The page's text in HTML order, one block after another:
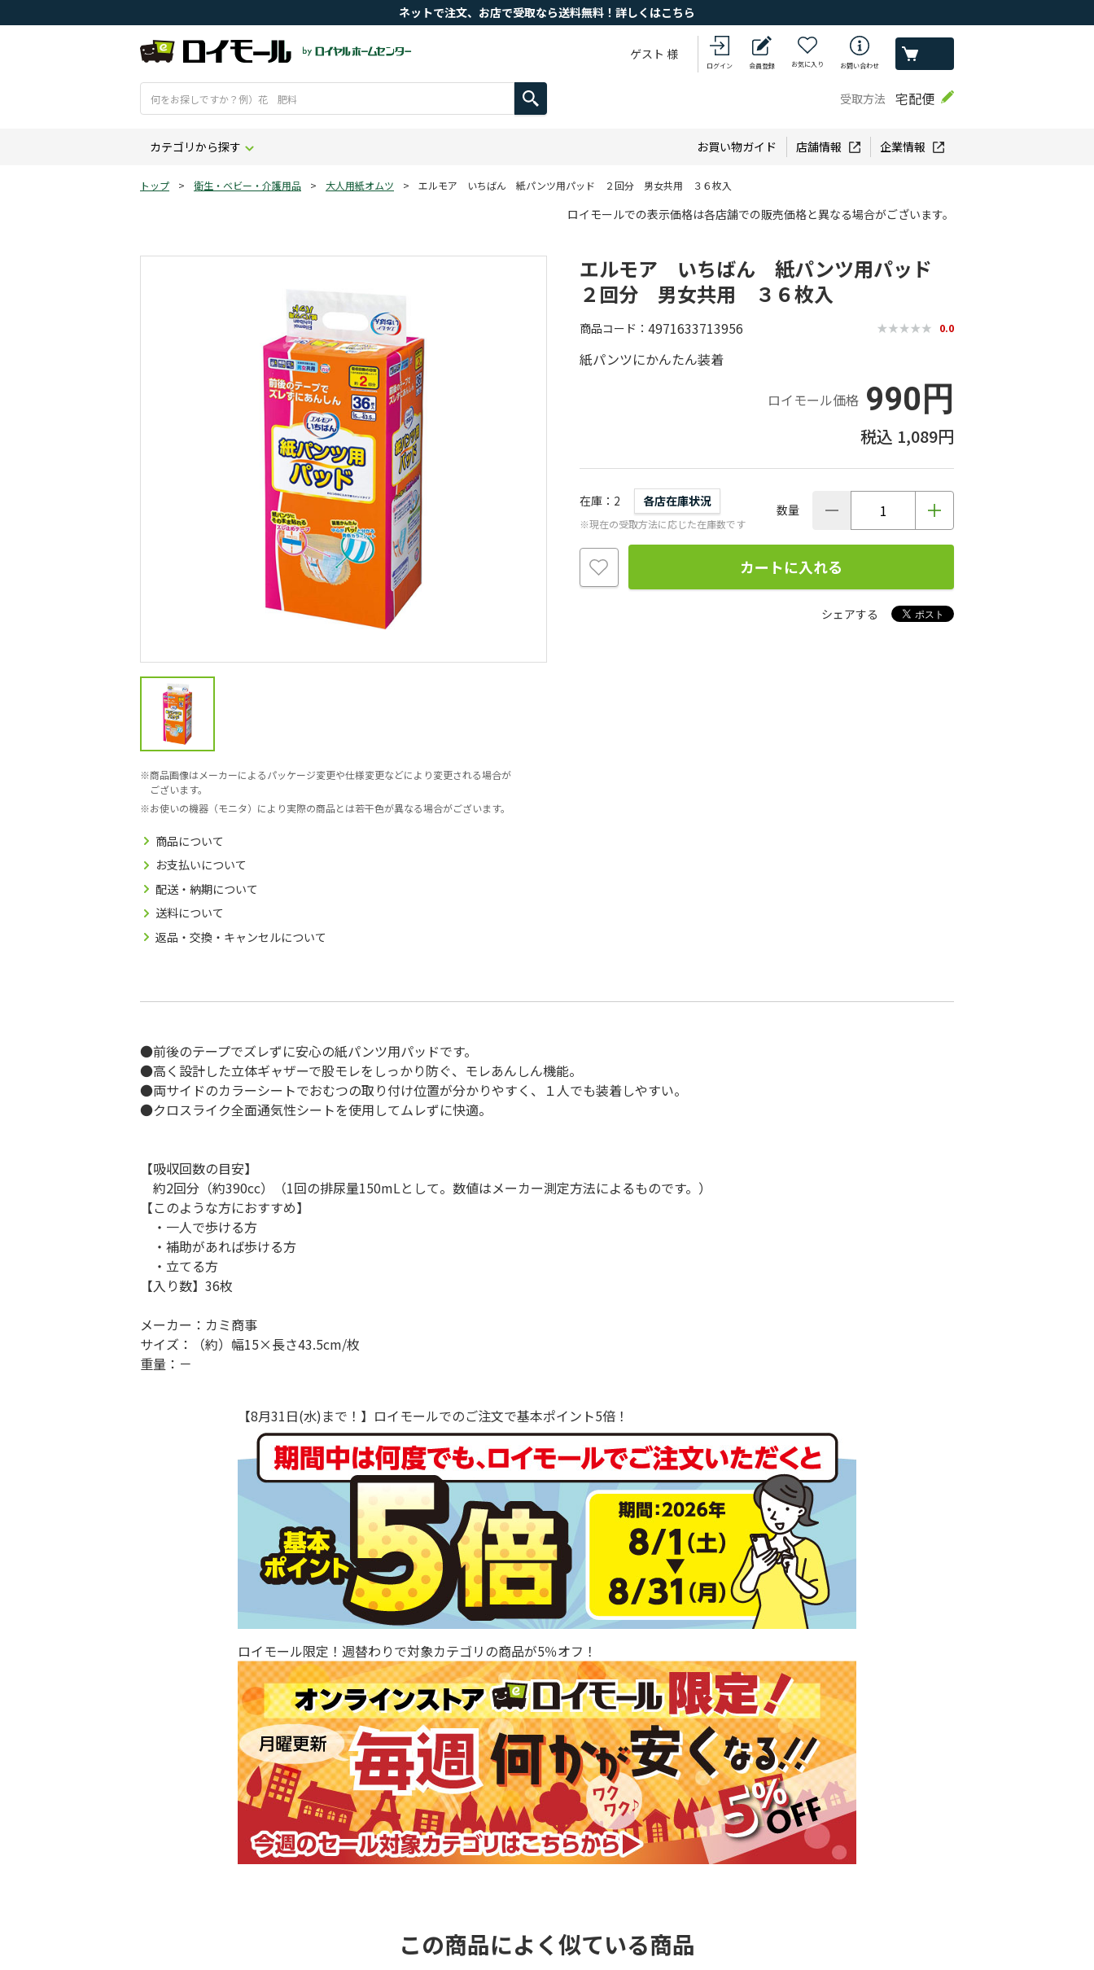
ネットで注文、お店で受取なら送料無料！詳しくはこちら
ゲスト 様
ログイン 会員登録 お気に入り お問い合わせ
受取方法 宅配便
カテゴリから探す お買い物ガイド 店舗情報 企業情報
トップ > 衛生・ベビー・介護用品 > 大人用紙オムツ > エルモア いちばん 紙パンツ用パッド ２回分 男女共用 ３６枚入
ロイモールでの表示価格は各店舗での販売価格と異なる場合がございます。
商品画像はメーカーによるパッケージ変更や仕様変更などにより変更される場合が
ございます。
お使いの機器（モニタ）により実際の商品とは若干色が異なる場合がございます。
商品について
お支払いについて
配送・納期について
送料について
返品・交換・キャンセルについて
エルモア いちばん 紙パンツ用パッド
２回分 男女共用 ３６枚入
商品コード 4971633713956 0.0
紙パンツにかんたん装着
ロイモール価格 990円
1,089円
在庫 2 各店在庫状況
※現在の受取方法に応じた在庫数です
数量
カートに入れる
シェアする
●前後のテープでズレずに安心の紙パンツ用パッドです。
●高く設計した立体ギャザーで股モレをしっかり防ぐ、モレあんしん機能。
●両サイドのカラーシートでおむつの取り付け位置が分かりやすく、１人でも装着しやすい。
●クロスライク全面通気性シートを使用してムレずに快適。
【吸収回数の目安】
約2回分（約390cc）（1回の排尿量150mLとして。数値はメーカー測定方法によるものです。）
【このような方におすすめ】
・一人で歩ける方
・補助があれば歩ける方
・立てる方
【入り数】36枚
メーカー：カミ商事
サイズ：（約）幅15×長さ43.5cm/枚
重量：－
【8月31日(水)まで！】ロイモールでのご注文で基本ポイント5倍！
ロイモール限定！週替わりで対象カテゴリの商品が5％オフ！
この商品によく似ている商品